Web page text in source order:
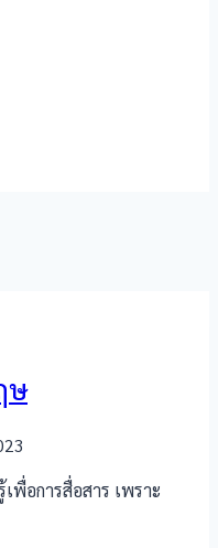
ษ
พื่อการสื่อสาร เพราะ